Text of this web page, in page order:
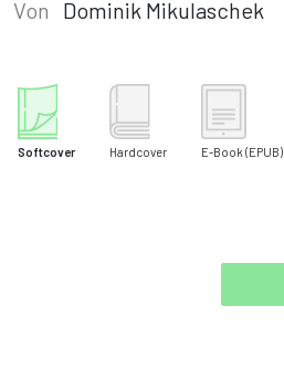
Von
Dominik Mikulaschek
Softcover Hardcover E-Book (EPUB)